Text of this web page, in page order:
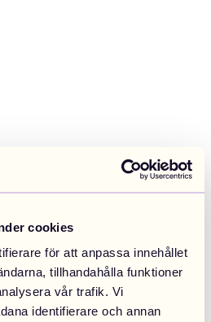
cookies
för att anpassa innehållet
tillhandahålla funktioner
vår trafik. Vi
identifierare och annan